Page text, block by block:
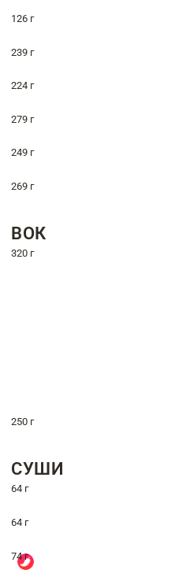
126 г
239 г
224 г
279 г
249 г
269 г
ВОК
320 г
250 г
СУШИ
64 г
64 г
74 г